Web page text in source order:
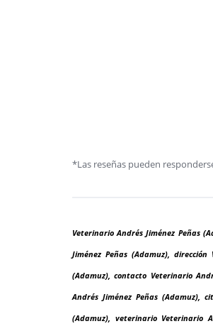
*Las reseñas pueden
Veterinario Andrés Jiménez Peñas
Jiménez Peñas (Adamuz),
(Adamuz), contacto Veterinario
Andrés Jiménez Peñas (Adamuz),
(Adamuz), veterinario Veterinario